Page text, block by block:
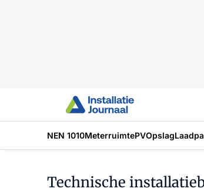
NEN 1010MeterruimtePVOpslag
Technische